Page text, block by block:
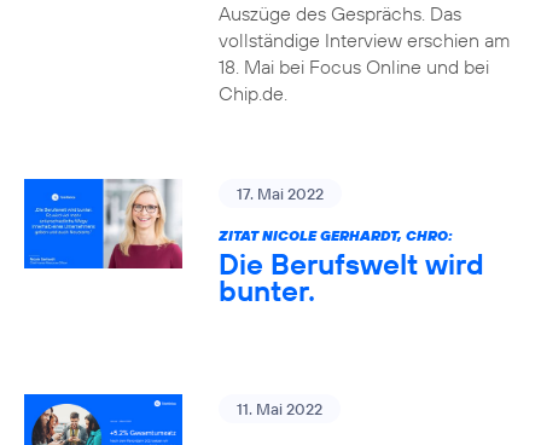
Auszüge des Gesprächs. Das
vollständige Interview erschien am
18. Mai bei Focus Online und bei
Chip.de.
17. Mai 2022
ZITAT NICOLE GERHARDT, CHRO:
Die Berufswelt wird
bunter.
11. Mai 2022